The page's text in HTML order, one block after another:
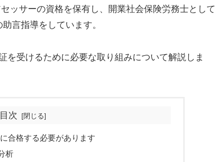
ッサーの資格を保有し、開業社会保険労務士として
言指導をしています。
を受けるために必要な取り組みについて解説しま
目次
合格する必要があります
析